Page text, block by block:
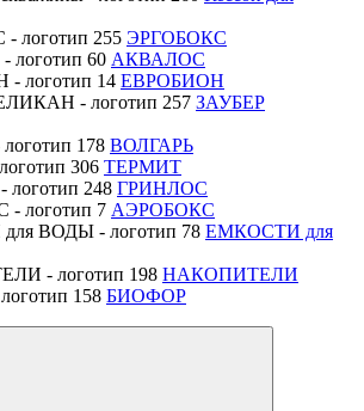
ЭРГОБОКС
АКВАЛОС
ЕВРОБИОН
ЗАУБЕР
ВОЛГАРЬ
ТЕРМИТ
ГРИНЛОС
АЭРОБОКС
ЕМКОСТИ для
НАКОПИТЕЛИ
БИОФОР